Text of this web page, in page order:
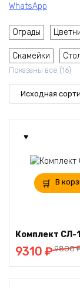
WhatsApp
Ограды
Скамейки
Показаны все (16)
В
Комплект СЛ-
9800
Первоначальная
9310 ₽
Текущая